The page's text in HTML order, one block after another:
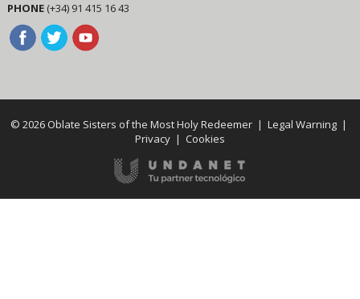
PHONE (+34) 91 415 16 43
© 2026 Oblate Sisters of the Most Holy Redeemer | Legal Warning|
Privacy| Cookies